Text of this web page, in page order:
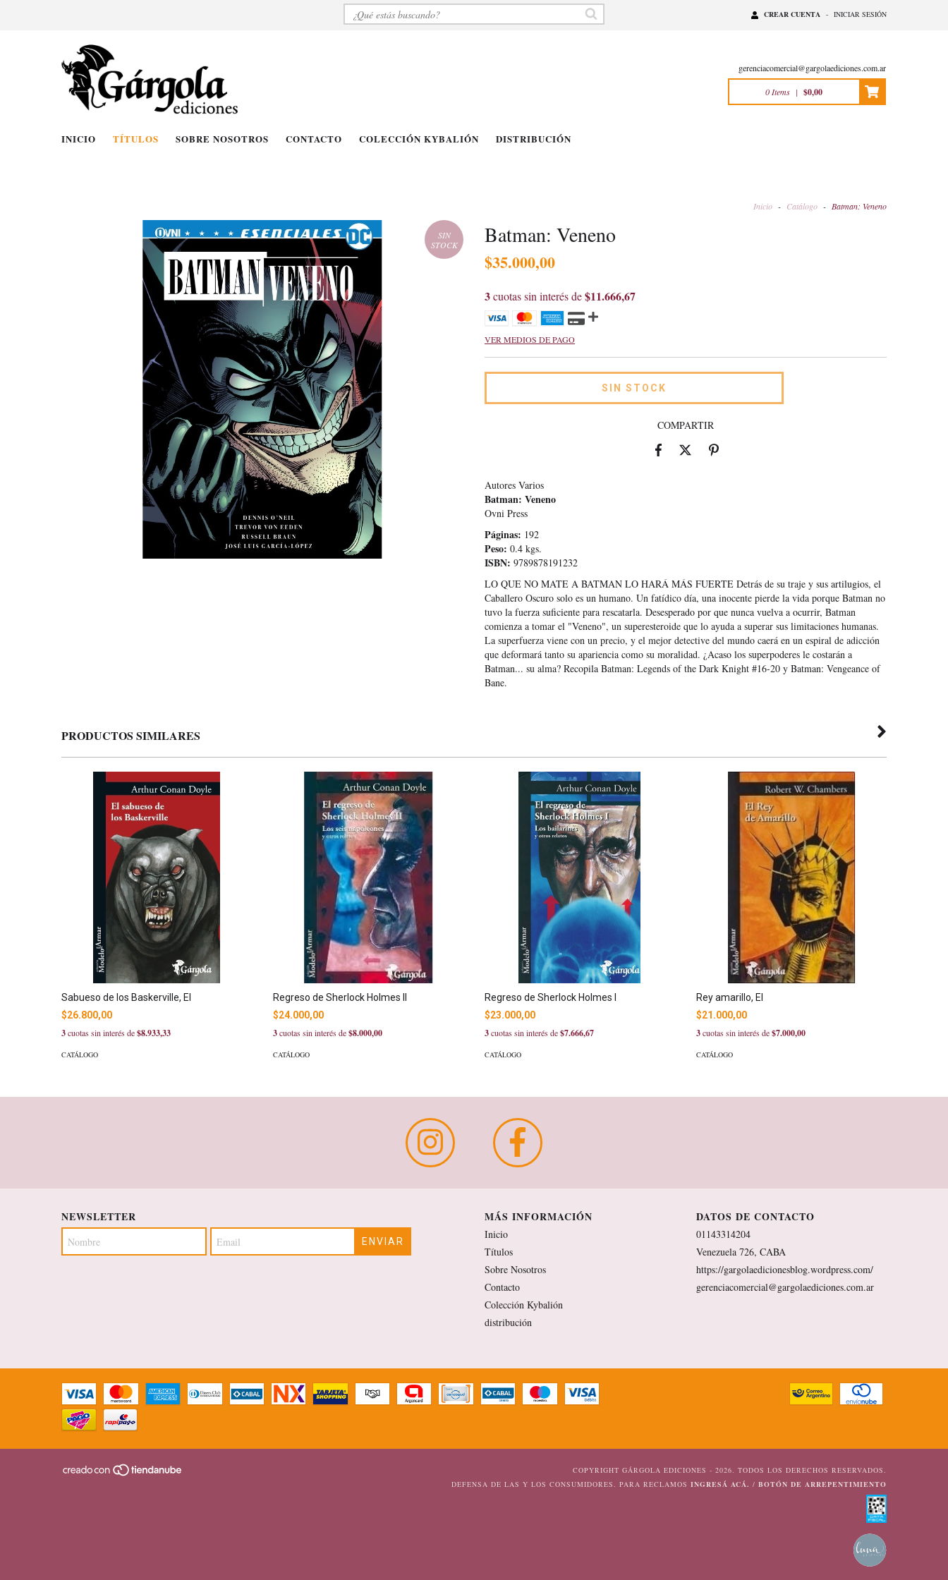
CREAR CUENTA - INICIAR SESIÓN
gerenciacomercial@gargolaediciones.com.ar
0 Items | $0,00
INICIO TÍTULOS SOBRE NOSOTROS CONTACTO COLECCIÓN KYBALIÓN DISTRIBUCIÓN
Inicio - Catálogo - Batman: Veneno
SIN
STOCK
Batman: Veneno
$35.000,00
3cuotas sin interés de$11.666,67
VER MEDIOS DE PAGO
COMPARTIR
Autores Varios
Batman: Veneno
Ovni Press
Páginas: 192
Peso: 0.4 kgs.
ISBN: 9789878191232
LO QUE NO MATE A BATMAN LO HARÁ MÁS FUERTE Detrás de su traje y sus artilugios, el
Caballero Oscuro solo es un humano. Un fatídico día, una inocente pierde la vida porque Batman no
tuvo la fuerza suficiente para rescatarla. Desesperado por que nunca vuelva a ocurrir, Batman
comienza a tomar el "Veneno", un superesteroide que lo ayuda a superar sus limitaciones humanas.
La superfuerza viene con un precio, y el mejor detective del mundo caerá en un espiral de adicción
que deformará tanto su apariencia como su moralidad. ¿Acaso los superpoderes le costarán a
Batman... su alma? Recopila Batman: Legends of the Dark Knight #16-20 y Batman: Vengeance of
Bane.
PRODUCTOS SIMILARES
Sabueso de los Baskerville, El
$26.800,00
3cuotas sin interés de$8.933,33
CATÁLOGO
Regreso de Sherlock Holmes II
$24.000,00
3cuotas sin interés de$8.000,00
CATÁLOGO
Regreso de Sherlock Holmes I
$23.000,00
3cuotas sin interés de$7.666,67
CATÁLOGO
Rey amarillo, El
$21.000,00
3cuotas sin interés de$7.000,00
CATÁLOGO
NEWSLETTER MÁS INFORMACIÓN
Inicio
Títulos
Sobre Nosotros
Contacto
Colección Kybalión
distribución
DATOS DE CONTACTO
01143314204
Venezuela 726, CABA
https://gargolaedicionesblog.wordpress.com/
gerenciacomercial@gargolaediciones.com.ar
COPYRIGHT GÁRGOLA EDICIONES - 2026. TODOS LOS DERECHOS RESERVADOS.
DEFENSA DE LAS Y LOS CONSUMIDORES. PARA RECLAMOS INGRESÁ ACÁ. / BOTÓN DE ARREPENTIMIENTO